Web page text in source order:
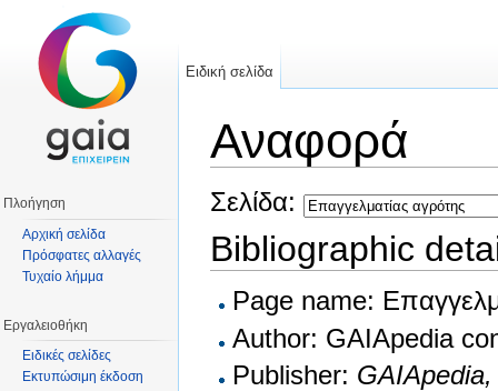
Αναφορά
Σελίδα:
Bibliographic
Page name:
Author: GAIApedia
Publisher:
Ειδική σελίδα
Πλοήγηση
Αρχική σελίδα
Πρόσφατες αλλαγές
Τυχαίο λήμμα
Εργαλειοθήκη
Ειδικές σελίδες
Εκτυπώσιμη έκδοση